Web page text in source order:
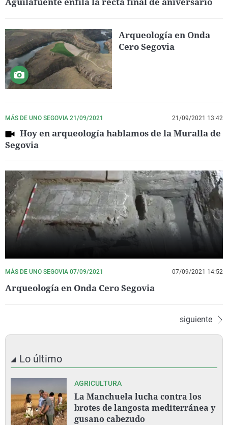
Arqueología en Onda
Cero Segovia
MÁS DE UNO SEGOVIA 21/09/2021 21/09/2021 13:42
Hoy en arqueología hablamos de la Muralla de
Segovia
MÁS DE UNO SEGOVIA 07/09/2021 07/09/2021 14:52
Arqueología en Onda Cero Segovia
siguiente
Lo último
AGRICULTURA
La Manchuela lucha contra los
brotes de langosta mediterránea y
gusano cabezudo